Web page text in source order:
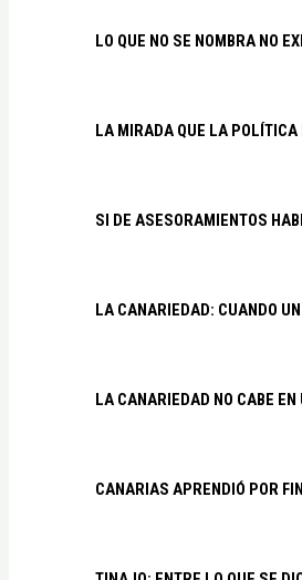
LO QUE NO SE NOMBRA NO
LA MIRADA QUE LA
SI DE ASESORAMIENTOS
LA CANARIEDAD: CUANDO
LA CANARIEDAD NO CABE
CANARIAS APRENDIÓ POR